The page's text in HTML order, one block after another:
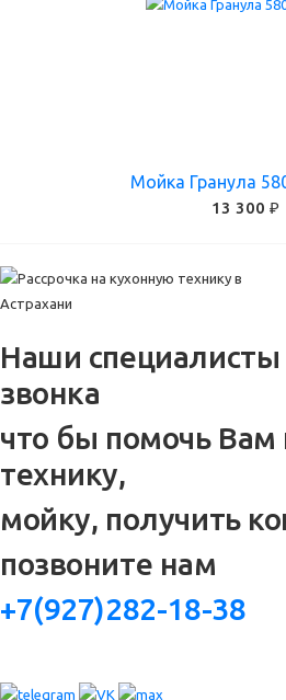
Мойка Гранула
13 300 ₽
Наши
звонка
что бы помочь Вам
технику,
мойку, получить
позвоните нам
+7(927)282-18-38